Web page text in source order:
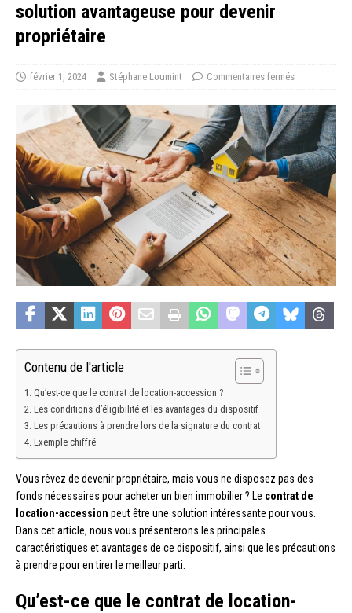
solution avantageuse pour devenir
propriétaire
février 1, 2024 Stéphane Loumint Commentaires fermés
Contenu de l'article
Qu’est-ce que le contrat de location-accession ?
Les conditions d’éligibilité et les avantages du dispositif
Les précautions à prendre lors de la signature du contrat
Exemple chiffré
Vous rêvez de devenir propriétaire, mais vous ne disposez pas des
fonds nécessaires pour acheter un bien immobilier ? Le contrat de
location-accession peut être une solution intéressante pour vous.
Dans cet article, nous vous présenterons les principales
caractéristiques et avantages de ce dispositif, ainsi que les précautions
à prendre pour en tirer le meilleur parti.
Qu’est-ce que le contrat de location-